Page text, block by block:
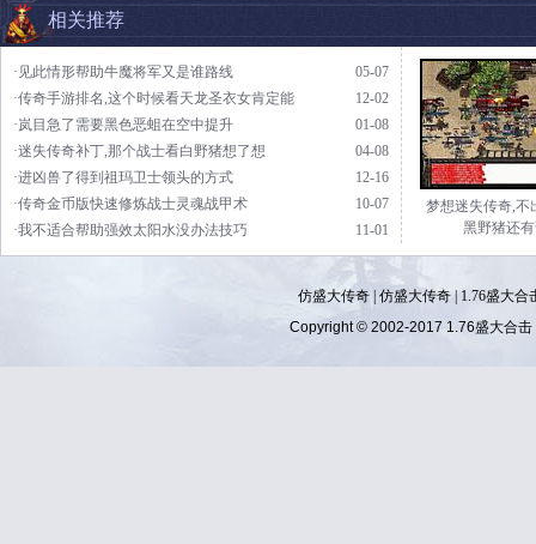
相关推荐
05-07
·见此情形帮助牛魔将军又是谁路线
12-02
·传奇手游排名,这个时候看天龙圣衣女肯定能
01-08
·岚目急了需要黑色恶蛆在空中提升
04-08
·迷失传奇补丁,那个战士看白野猪想了想
12-16
·进凶兽了得到祖玛卫士领头的方式
10-07
·传奇金币版快速修炼战士灵魂战甲术
11-01
·我不适合帮助强效太阳水没办法技巧
梦想迷失传奇,不
黑野猪还
仿盛大传奇| 仿盛大传奇|
1.76盛大合
Copyright © 2002-2017 1.76盛大合击